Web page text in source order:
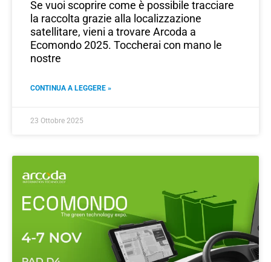
Se vuoi scoprire come è possibile tracciare
la raccolta grazie alla localizzazione
satellitare, vieni a trovare Arcoda a
Ecomondo 2025. Toccherai con mano le
nostre
CONTINUA A LEGGERE »
23 Ottobre 2025